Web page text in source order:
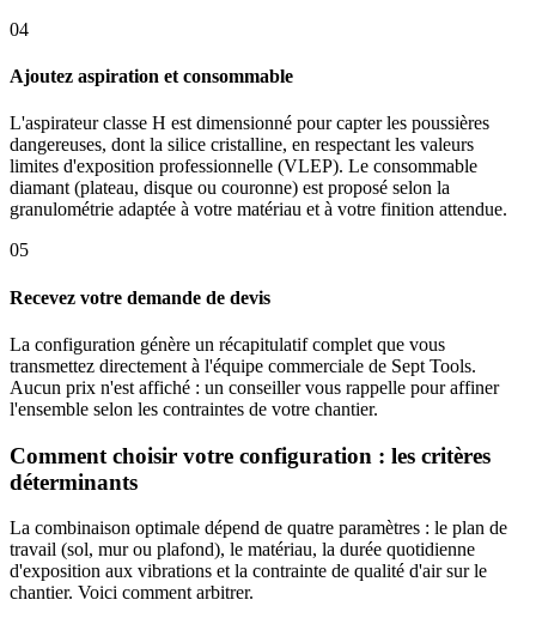
04
Ajoutez aspiration et consommable
L'aspirateur classe H est dimensionné pour capter les poussières
dangereuses, dont la silice cristalline, en respectant les valeurs
limites d'exposition professionnelle (VLEP). Le consommable
diamant (plateau, disque ou couronne) est proposé selon la
granulométrie adaptée à votre matériau et à votre finition attendue.
05
Recevez votre demande de devis
La configuration génère un récapitulatif complet que vous
transmettez directement à l'équipe commerciale de Sept Tools.
Aucun prix n'est affiché : un conseiller vous rappelle pour affiner
l'ensemble selon les contraintes de votre chantier.
Comment choisir votre configuration : les critères
déterminants
La combinaison optimale dépend de quatre paramètres : le plan de
travail (sol, mur ou plafond), le matériau, la durée quotidienne
d'exposition aux vibrations et la contrainte de qualité d'air sur le
chantier. Voici comment arbitrer.